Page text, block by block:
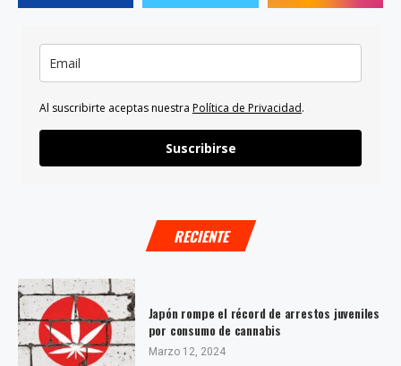
Al suscribirte aceptas nuestra Política de Privacidad.
Suscribirse
RECIENTE
Japón rompe el récord de arrestos juveniles
por consumo de cannabis
Marzo 12, 2024